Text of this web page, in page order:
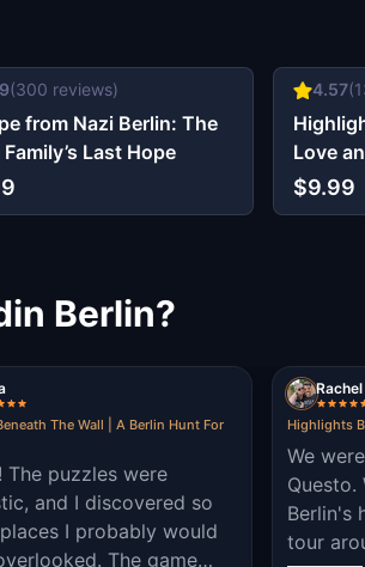
(300 reviews)
from Nazi Berlin: The
Last Hope
4.57(
Love
$9.99
Berlin?
The Wall | A Berlin Hunt For
The puzzles were
and I discovered so
I probably would
The game
Highlights
We
Questo.
Berlin's
tour